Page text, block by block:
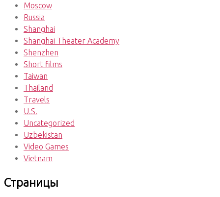
Moscow
Russia
Shanghai
Shanghai Theater Academy
Shenzhen
Short films
Taiwan
Thailand
Travels
U.S.
Uncategorized
Uzbekistan
Video Games
Vietnam
Страницы